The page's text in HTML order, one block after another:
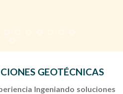
GEOTÉCNICAS
Ingeniando soluciones